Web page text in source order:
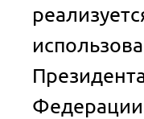
Федерации